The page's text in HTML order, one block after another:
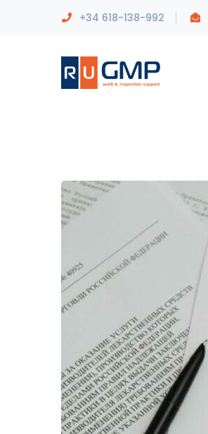
+34 618-138-992